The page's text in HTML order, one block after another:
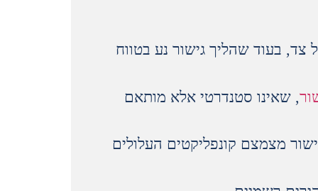
צד, בעוד שהליך גישור נע בטווח
, שאינו סטנדרטי אלא מותאם
מצמצם קונפליקטים העלולים